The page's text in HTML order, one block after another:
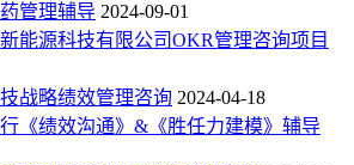
管理辅导 2024-09-01
能源科技有限公司OKR管理咨询项目
战略绩效管理咨询 2024-04-18
行《绩效沟通》&《胜任力建模》辅导